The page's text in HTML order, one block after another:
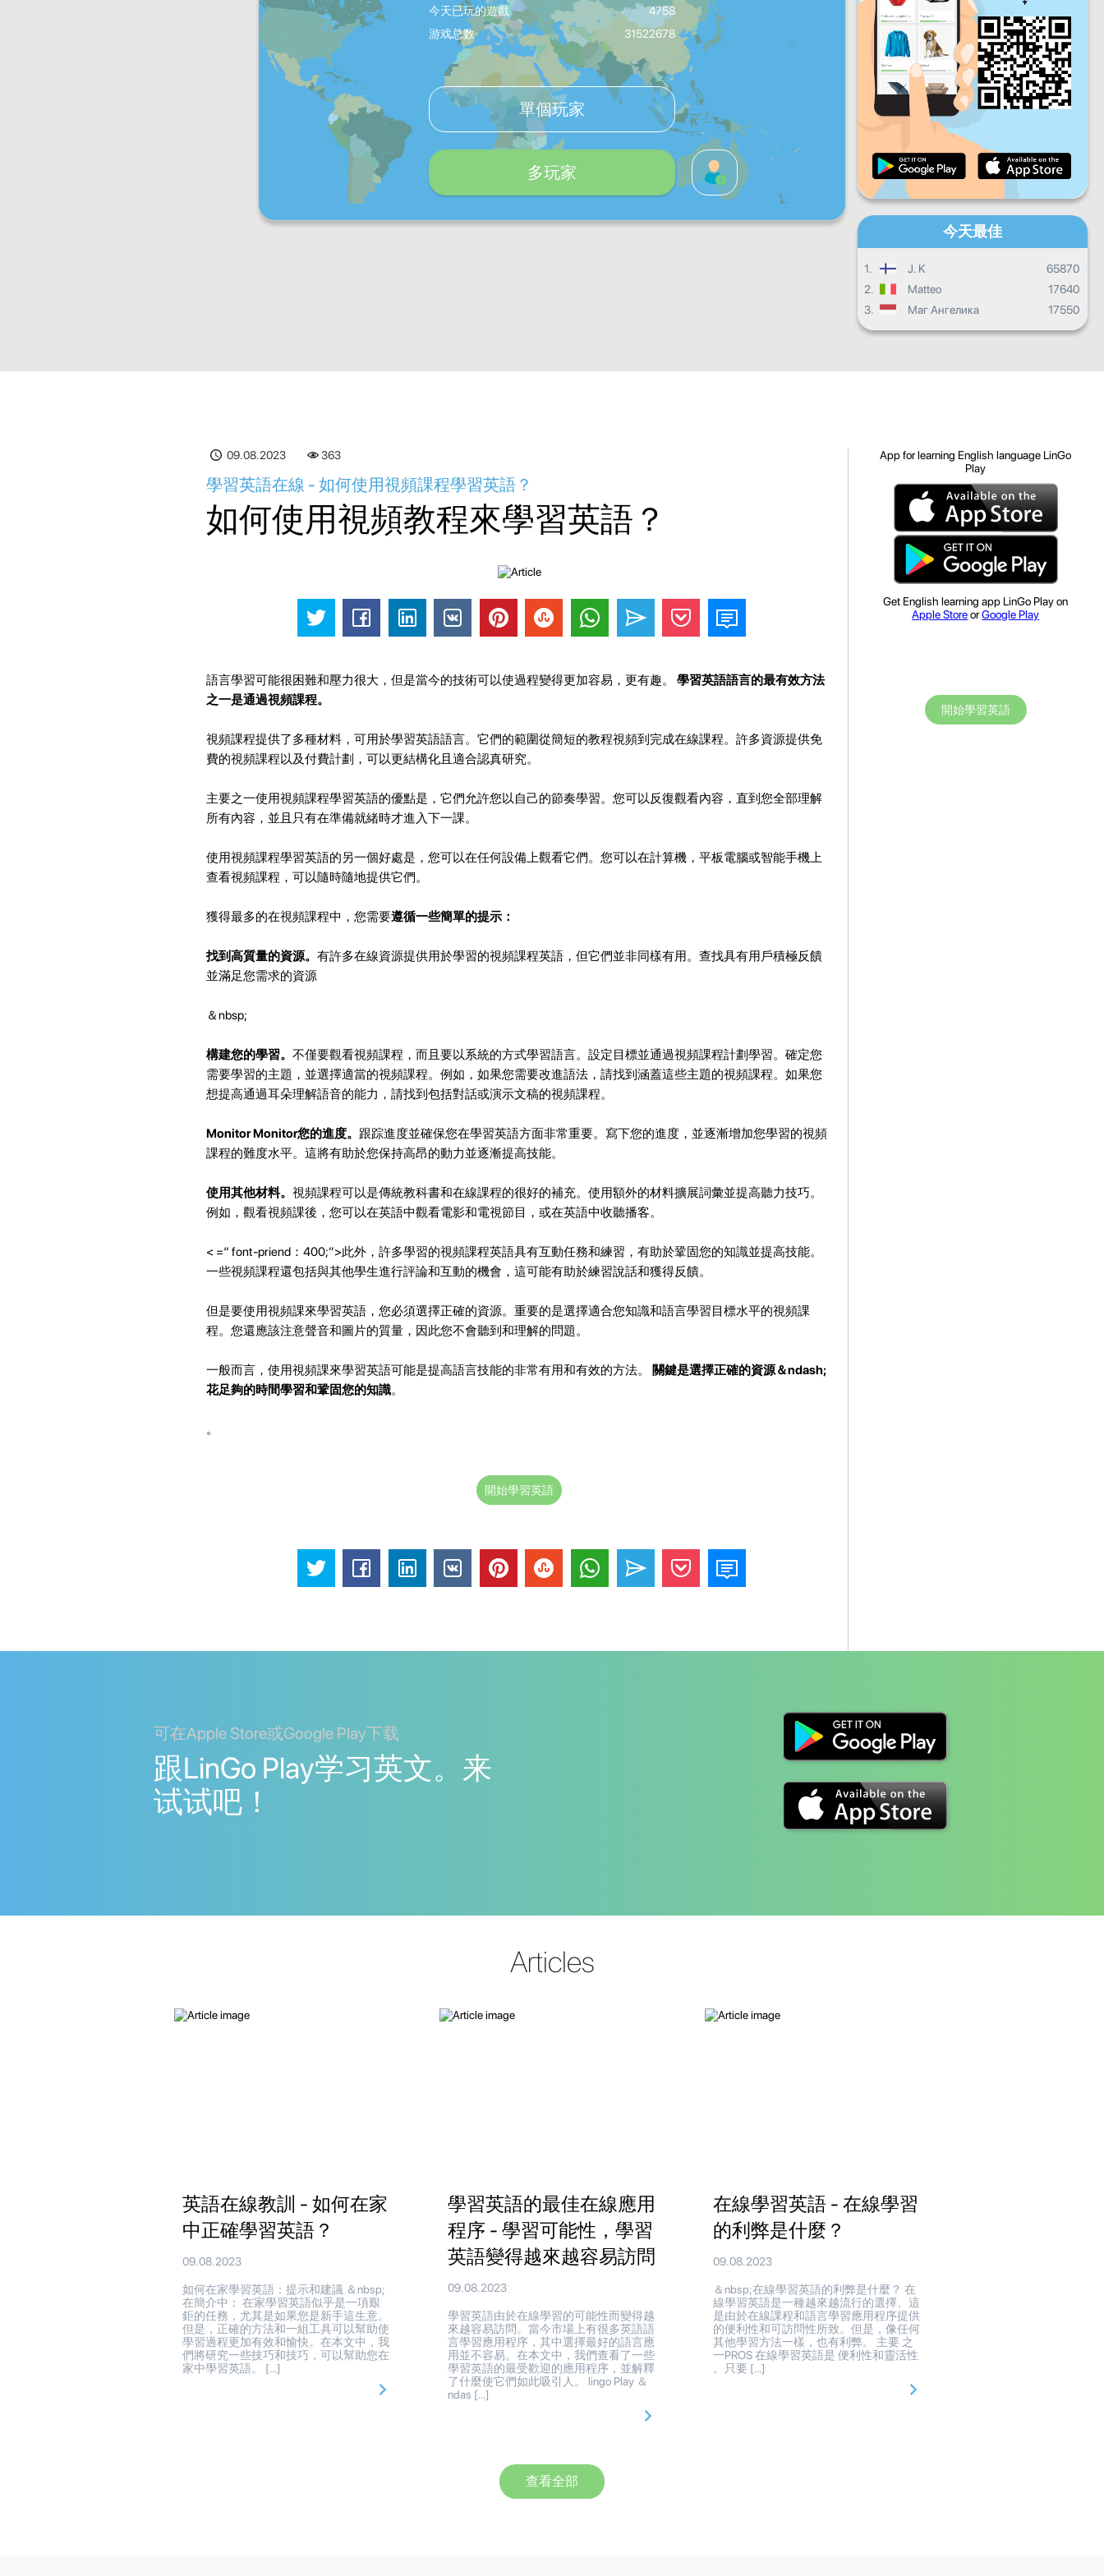
今天已玩的遊戲
4758
游戏总数
31522678
單個玩家
多玩家
星期六 星期天
每日进度
每月进度
總體進度
今天最佳
1. J. K
65870
2.
Matteo
17640
3.
Маг Ангелика 17550
09.08.2023 363
學習英語在線 - 如何使用視頻課程學習英語？
如何使用視頻教程來學習英語？
語言學習可能很困難和壓力很大，但是當今的技術可以使過程變得更加容易，更有趣。 學習英語語言的最有效方法
之一是通過視頻課程。
視頻課程提供了多種材料，可用於學習英語語言。它們的範圍從簡短的教程視頻到完成在線課程。許多資源提供免
費的視頻課程以及付費計劃，可以更結構化且適合認真研究。
主要之一使用視頻課程學習英語的優點是，它們允許您以自己的節奏學習。您可以反復觀看內容，直到您全部理解
所有內容，並且只有在準備就緒時才進入下一課。
使用視頻課程學習英語的另一個好處是，您可以在任何設備上觀看它們。您可以在計算機，平板電腦或智能手機上
查看視頻課程，可以隨時隨地提供它們。
獲得最多的在視頻課程中，您需要遵循一些簡單的提示：
找到高質量的資源。 有許多在線資源提供用於學習的視頻課程英語，但它們並非同樣有用。查找具有用戶積極反饋
並滿足您需求的資源
＆nbsp;
構建您的學習。 不僅要觀看視頻課程，而且要以系統的方式學習語言。設定目標並通過視頻課程計劃學習。確定您
需要學習的主題，並選擇適當的視頻課程。例如，如果您需要改進語法，請找到涵蓋這些主題的視頻課程。如果您
想提高通過耳朵理解語音的能力，請找到包括對話或演示文稿的視頻課程。
Monitor Monitor您的進度。 跟踪進度並確保您在學習英語方面非常重要。寫下您的進度，並逐漸增加您學習的視頻
課程的難度水平。這將有助於您保持高昂的動力並逐漸提高技能。
使用其他材料。 視頻課程可以是傳統教科書和在線課程的很好的補充。使用額外的材料擴展詞彙並提高聽力技巧。
例如，觀看視頻課後，您可以在英語中觀看電影和電視節目，或在英語中收聽播客。
< =“ font-priend：400;”>此外，許多學習的視頻課程英語具有互動任務和練習，有助於鞏固您的知識並提高技能。
一些視頻課程還包括與其他學生進行評論和互動的機會，這可能有助於練習說話和獲得反饋。
但是要使用視頻課來學習英語，您必須選擇正確的資源。重要的是選擇適合您知識和語言學習目標水平的視頻課
程。您還應該注意聲音和圖片的質量，因此您不會聽到和理解的問題。
一般而言，使用視頻課來學習英語可能是提高語言技能的非常有用和有效的方法。
關鍵是選擇正確的資源＆ndash;
花足夠的時間學習和鞏固您的知識。
。
開始學習英語
App for learning English language LinGo
Play
Get English learning app LinGo Play on
Apple StoreorGoogle Play
開始學習英語
可在Apple Store或Google Play下载
跟LinGo Play学习英文。来
试试吧！
Articles
英語在線教訓 - 如何在家
中正確學習英語？
09.08.2023
如何在家學習英語：提示和建議 ＆nbsp;
在簡介中： 在家學習英語似乎是一項艱
鉅的任務，尤其是如果您是新手這生意。
但是，正確的方法和一組工具可以幫助使
學習過程更加有效和愉快。在本文中，我
們將研究一些技巧和技巧，可以幫助您在
家中學習英語。 […]
學習英語的最佳在線應用
程序 - 學習可能性，學習
英語變得越來越容易訪問
09.08.2023
學習英語由於在線學習的可能性而變得越
來越容易訪問。當今市場上有很多英語語
言學習應用程序，其中選擇最好的語言應
用並不容易。在本文中，我們查看了一些
學習英語的最受歡迎的應用程序，並解釋
了什麼使它們如此吸引人。 lingo Play ＆
ndas […]
在線學習英語 - 在線學習
的利弊是什麼？
09.08.2023
＆nbsp;在線學習英語的利弊是什麼？ 在
線學習英語是一種越來越流行的選擇。這
是由於在線課程和語言學習應用程序提供
的便利性和可訪問性所致。但是，像任何
其他學習方法一樣，也有利弊。 主要 之
一PROS 在線學習英語是 便利性和靈活性
。只要 […]
查看全部